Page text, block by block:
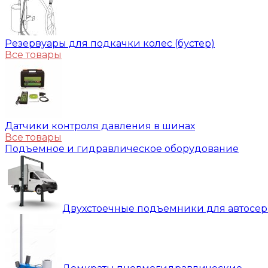
Резервуары для подкачки колес (бустер)
Все товары
Датчики контроля давления в шинах
Все товары
Подъемное и гидравлическое оборудование
Двухстоечные подъемники для